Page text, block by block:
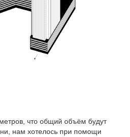
что общий объём будут
нам хотелось при помощи